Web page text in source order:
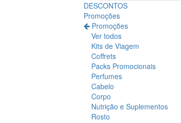
DESCONTOS
Promoções
Promoções
Ver todos
Kits de Viagem
Coffrets
Packs Promocionais
Perfumes
Cabelo
Corpo
Nutrição e Suplementos
Rosto